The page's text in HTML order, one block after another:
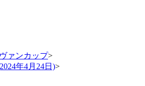
ァンカップ>
年4月24日)>